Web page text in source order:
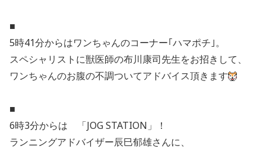
■
5時41分からはワンちゃんのコーナー｢ハマポチ｣。
スペシャリストに獣医師の布川康司先生をお招きして、
ワンちゃんのお腹の不調ついてアドバイス頂きます
■
6時3分からは 「JOG STATION」！
ランニングアドバイザー辰巳郁雄さんに、